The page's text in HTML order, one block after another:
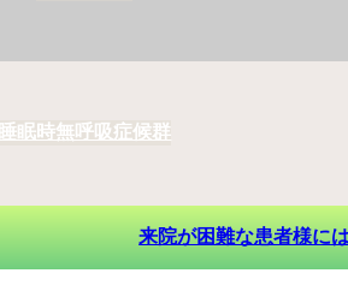
睡眠時無呼吸症候群
来院が困難な患者様に